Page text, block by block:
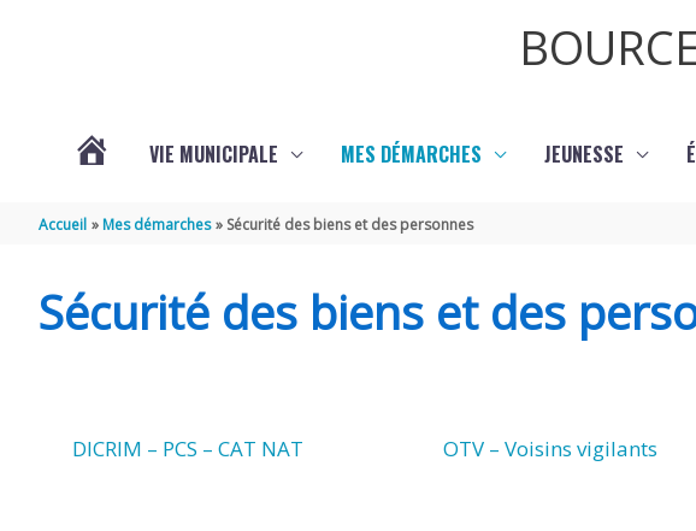
VIE MUNICIPALE MES DÉMARCHES JEUNESSE
Accueil Mes démarches Sécurité des biens et des personnes
Sécurité des biens et des
DICRIM – PCS – CAT NAT OTV – Voisins vigilants